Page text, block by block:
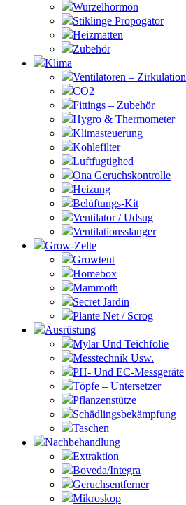
Wurzelhormon
Stiklinge Propogator
Heizmatten
Zubehör
Klima
Ventilatoren – Zirkulation
CO2
Fittings – Zubehör
Hygro & Thermometer
Klimasteuerung
Kohlefilter
Luftfugtighed
Ona Geruchskontrolle
Heizung
Belüftungs-Kit
Ventilator / Udsug
Ventilationsslanger
Grow-Zelte
Growtent
Homebox
Mammoth
Secret Jardin
Plante Net / Scrog
Ausrüstung
Mylar Und Teichfolie
Messtechnik Usw.
PH- Und EC-Messgeräte
Töpfe – Untersetzer
Pflanzenstütze
Schädlingsbekämpfung
Taschen
Nachbehandlung
Extraktion
Boveda/Integra
Geruchsentferner
Mikroskop